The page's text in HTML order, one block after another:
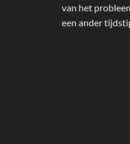
van het
een ander